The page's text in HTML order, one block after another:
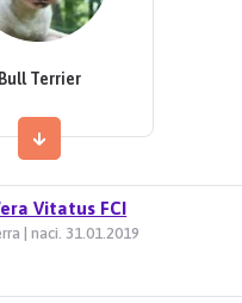
Bull Terrier
Vitatus FCI
| naci. 31.01.2019